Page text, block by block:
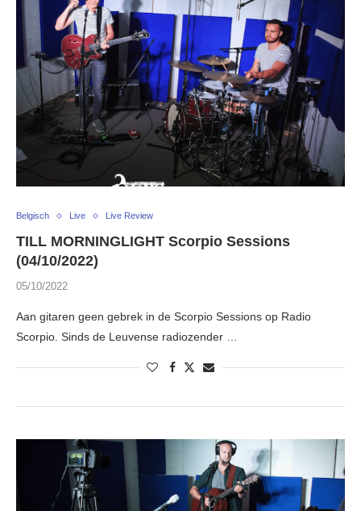
Belgisch Live Live Review
TILL MORNINGLIGHT Scorpio Sessions
(04/10/2022)
05/10/2022
Aan gitaren geen gebrek in de Scorpio Sessions op Radio
Scorpio. Sinds de Leuvense radiozender …